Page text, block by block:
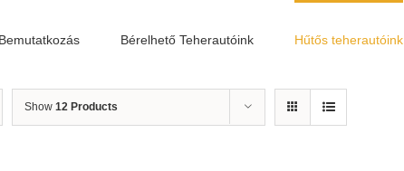
Bemutatkozás Bérelhető Teherautóink Hűtős teherautóink
Show 12 Products